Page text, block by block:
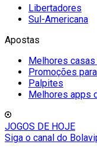
Libertadores
Sul-Americana
Apostas
Melhores
Promoções
Palpites
Melhores apps
JOGOS DE HOJE
Siga o canal do